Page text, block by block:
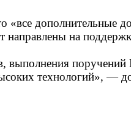
дополнительные
на
технологий», —